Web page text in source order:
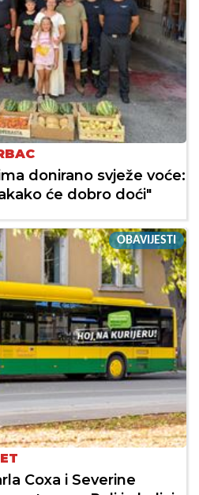
donirano svježe voće:
će dobro doći"
OBAVIJESTI
Coxa i Severine